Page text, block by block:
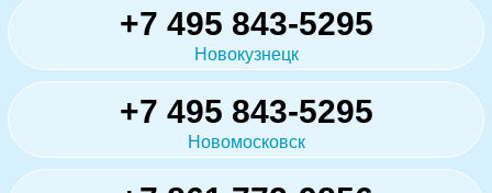
+7 495 843-5295
Новокузнецк
+7 495 843-5295
Новомосковск